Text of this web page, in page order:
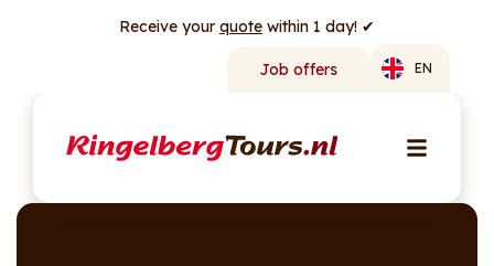
Receive your quote within 1 day! ✔
Job offers EN